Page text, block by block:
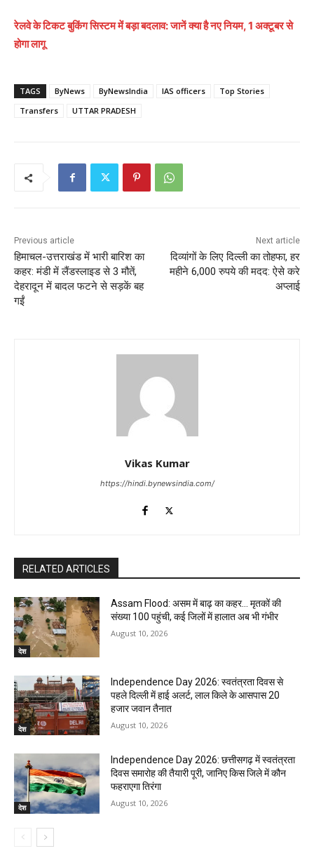
रेलवे के टिकट बुकिंग सिस्टम में बड़ा बदलाव: जानें क्या है नए नियम, 1 अक्टूबर से
होगा लागू
TAGS ByNews ByNewsIndia IAS officers
Top Stories
Transfers
UTTAR PRADESH
Previous article
हिमाचल-उत्तराखंड में भारी बारिश का
कहर: मंडी में लैंडस्लाइड से 3 मौतें,
देहरादून में बादल फटने से सड़कें बह
गईं
Next article
दिव्यांगों के लिए दिल्ली का तोहफा, हर
महीने 6,000 रुपये की मदद: ऐसे करे
अप्लाई
Vikas Kumar
https://hindi.bynewsindia.com/
RELATED ARTICLES
देश
Assam Flood: असम में बाढ़ का कहर… मृतकों की
संख्या 100 पहुंची, कई जिलों में हालात अब भी गंभीर
August 10, 2026
देश
Independence Day 2026: स्वतंत्रता दिवस से
पहले दिल्ली में हाई अलर्ट, लाल किले के आसपास 20
हजार जवान तैनात
August 10, 2026
देश
Independence Day 2026: छत्तीसगढ़ में स्वतंत्रता
दिवस समारोह की तैयारी पूरी, जानिए किस जिले में कौन
फहराएगा तिरंगा
August 10, 2026